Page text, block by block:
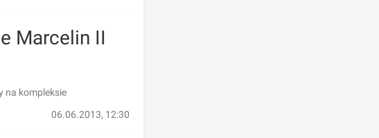
Marcelin II
na kompleksie
06.06.2013, 12:30